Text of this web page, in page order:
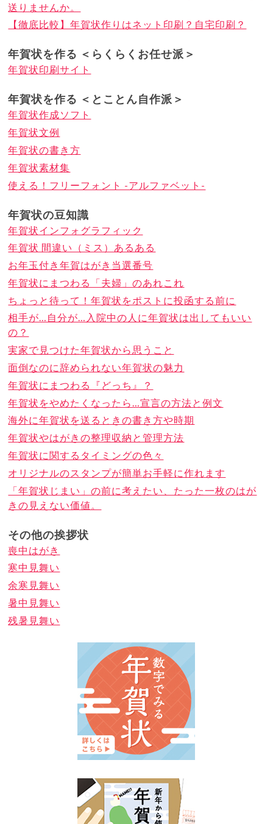
送りませんか。
【徹底比較】年賀状作りはネット印刷？自宅印刷？
年賀状を作る ＜らくらくお任せ派＞
年賀状印刷サイト
年賀状を作る ＜とことん自作派＞
年賀状作成ソフト
年賀状文例
年賀状の書き方
年賀状素材集
使える！フリーフォント -アルファベット-
年賀状の豆知識
年賀状インフォグラフィック
年賀状 間違い（ミス）あるある
お年玉付き年賀はがき当選番号
年賀状にまつわる「夫婦」のあれこれ
ちょっと待って！年賀状をポストに投函する前に
相手が…自分が…入院中の人に年賀状は出してもいい
の？
実家で見つけた年賀状から思うこと
面倒なのに辞められない年賀状の魅力
年賀状にまつわる『どっち』？
年賀状をやめたくなったら…宣言の方法と例文
海外に年賀状を送るときの書き方や時期
年賀状やはがきの整理収納と管理方法
年賀状に関するタイミングの色々
オリジナルのスタンプが簡単お手軽に作れます
「年賀状じまい」の前に考えたい、たった一枚のはが
きの見えない価値。
その他の挨拶状
喪中はがき
寒中見舞い
余寒見舞い
暑中見舞い
残暑見舞い